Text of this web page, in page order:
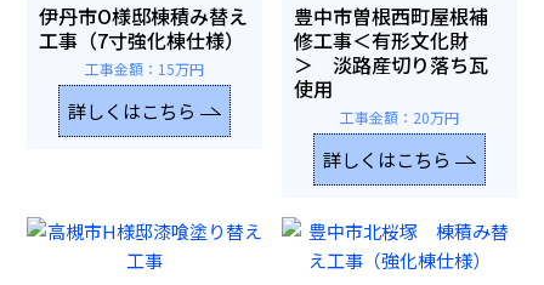
伊丹市O様邸棟積み替え
工事（7寸強化棟仕様）
工事金額：15万円
詳しくはこちら
豊中市曽根西町屋根補
修工事＜有形文化財
＞ 淡路産切り落ち瓦
使用
工事金額：20万円
詳しくはこちら